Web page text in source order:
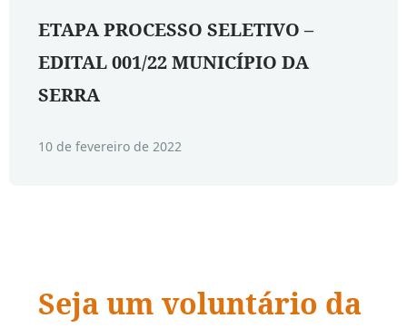
ETAPA PROCESSO SELETIVO –
EDITAL 001/22 MUNICÍPIO DA
SERRA
10 de fevereiro de 2022
Seja um voluntário da